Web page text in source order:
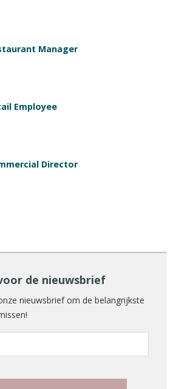
Manager
Employee
Director
de nieuwsbrief
nieuwsbrief om de belangrijkste